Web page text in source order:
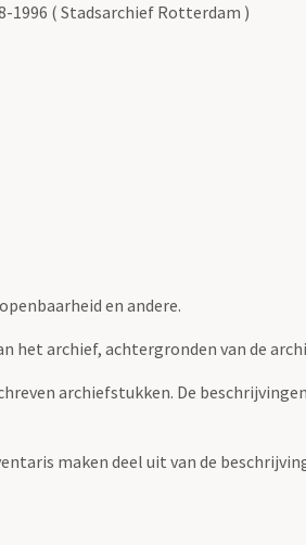
1996 ( Stadsarchief Rotterdam )
en andere.
archief, achtergronden van de
archiefstukken. De
maken deel uit van de